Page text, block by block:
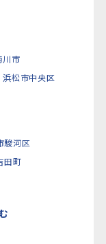
川市
浜松市中央区
駿河区
田町